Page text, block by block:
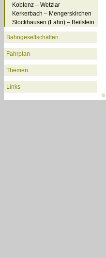
Koblenz – Wetzlar
Kerkerbach – Mengerskirchen
Stockhausen (Lahn) – Beilstein
Bahngesellschaften
Fahrplan
Themen
Links
©